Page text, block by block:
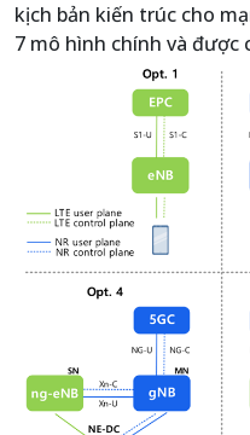
kịch bản kiến trúc cho
7 mô hình chính và được